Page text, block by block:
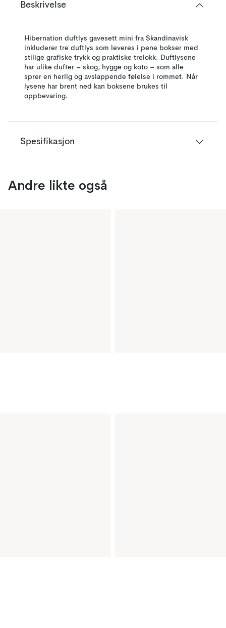
Beskrivelse
Hibernation duftlys gavesett mini fra Skandinavisk
inkluderer tre duftlys som leveres i pene bokser med
stilige grafiske trykk og praktiske trelokk. Duftlysene
har ulike dufter – skog, hygge og koto – som alle
sprer en herlig og avslappende følelse i rommet. Når
lysene har brent ned kan boksene brukes til
oppbevaring.
Spesifikasjon
Andre likte også